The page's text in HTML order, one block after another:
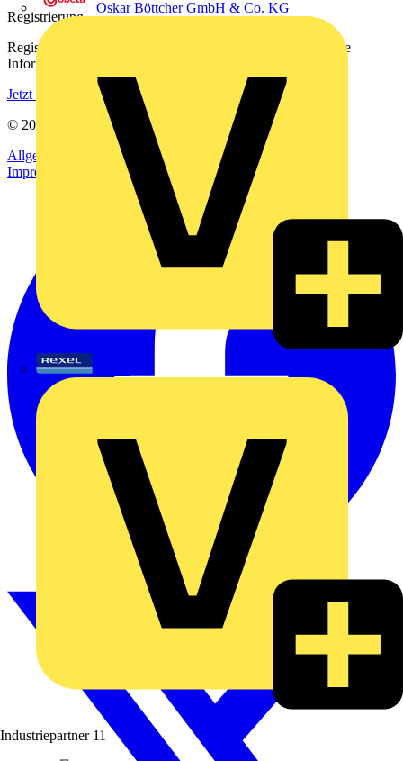
Oskar Böttcher GmbH & Co. KG
Industriepartner 11
Registrierung
Registrieren Sie sich kostenlos und erhalten Sie stets aktuelle
Informationen aus der Elektroindustrie.
Jetzt registrieren
© 2002-
Voltimum
Allgemeine Geschäftsbedingungen
Datenschutzerklärung
Impressum